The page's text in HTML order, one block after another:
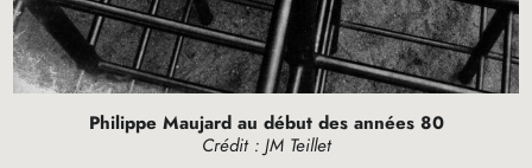
Philippe Maujard au début des années 80
Crédit :JMTeillet